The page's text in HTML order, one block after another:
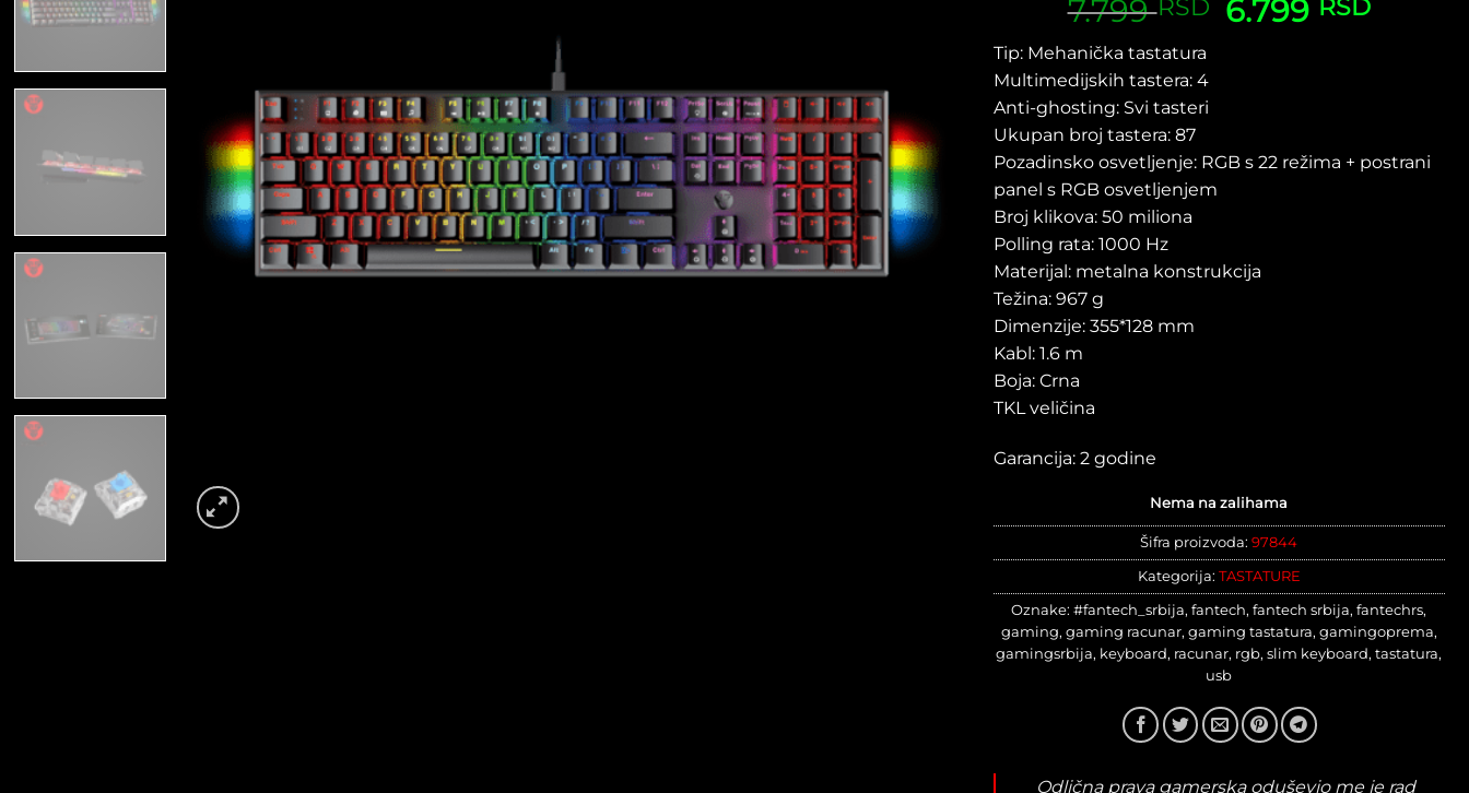
5.00od 5
ocene
kupca
7.799RSD
Originalna
cena
6.799 RSD
Tip: Mehanička tastatura
Multimedijskih tastera: 4
Anti-ghosting: Svi tasteri
Ukupan broj tastera: 87
Pozadinsko osvetljenje: RGB s 22 režima + postrani
panel s RGB osvetljenjem
Broj klikova: 50 miliona
Polling rata: 1000 Hz
Materijal: metalna konstrukcija
Težina: 967 g
Dimenzije: 355*128 mm
Kabl: 1.6 m
Boja: Crna
TKL veličina
Garancija: 2 godine
Nema na zalihama
Šifra proizvoda:97844
Kategorija: TASTATURE
Oznake:#fantech_srbija,fantech,fantech srbija,fantechrs,
gaming, gaming racunar, gaming tastatura, gamingoprema,
gamingsrbija, keyboard, racunar, rgb,slim keyboard,tastatura,
usb
Odlična prava gamerska oduševio me je rad